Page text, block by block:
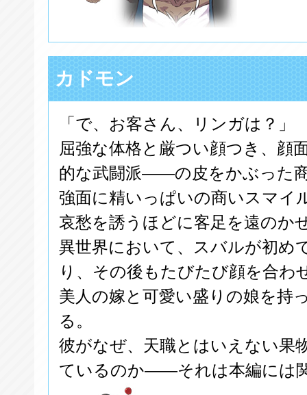
カドモン
「で、お客さん、リンガは？」
屈強な体格と厳つい顔つき、顔
的な武闘派――の皮をかぶった
強面に精いっぱいの商いスマイ
哀愁を誘うほどに客足を遠のか
異世界において、スバルが初め
り、その後もたびたび顔を合わ
美人の嫁と可愛い盛りの娘を持
る。
彼がなぜ、天職とはいえない果
ているのか――それは本編には